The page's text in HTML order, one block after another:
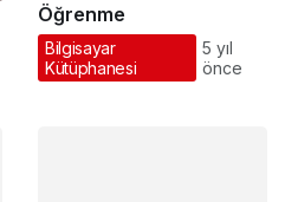
Öğrenme
Bilgisayar
Kütüphanesi
5 yıl
önce